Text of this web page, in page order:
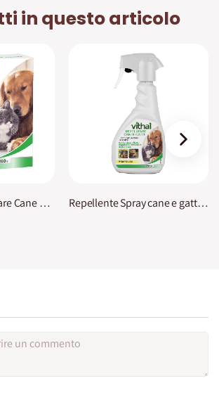
in questo articolo
Repellente Granulare Cane e Gatto Vithal Repellente Spray cane e gatto Vithal
›